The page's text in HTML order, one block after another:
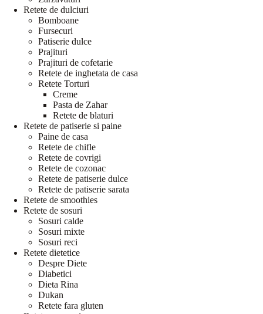
Retete de dulciuri
Bomboane
Fursecuri
Patiserie dulce
Prajituri
Prajituri de cofetarie
Retete de inghetata de casa
Retete Torturi
Creme
Pasta de Zahar
Retete de blaturi
Retete de patiserie si paine
Paine de casa
Retete de chifle
Retete de covrigi
Retete de cozonac
Retete de patiserie dulce
Retete de patiserie sarata
Retete de smoothies
Retete de sosuri
Sosuri calde
Sosuri mixte
Sosuri reci
Retete dietetice
Despre Diete
Diabetici
Dieta Rina
Dukan
Retete fara gluten